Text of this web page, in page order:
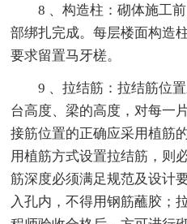
8 、构造柱：砌体施工前
部绑扎完成。每层楼面构造
要求留置马牙槎。
9 、拉结筋：拉结筋位置
台高度、梁的高度，对每一
接筋位置的正确应采用植筋
用植筋方式设置拉结筋，则
筋深度必须满足规范及设计
入孔内，不得用钢筋蘸胶；